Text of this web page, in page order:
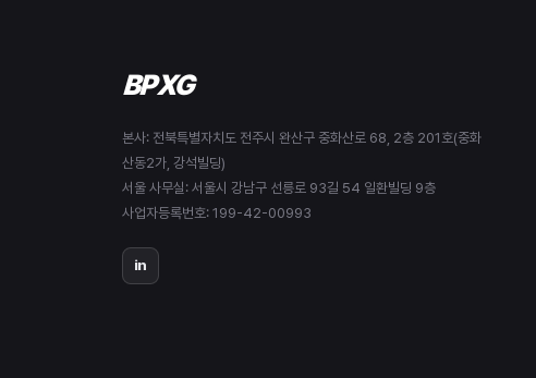
BPXG
본사: 전북특별자치도 전주시 완산구 중화산로 68, 2층 201호(중화
산동2가, 강석빌딩)
서울 사무실: 서울시 강남구 선릉로 93길 54 일환빌딩 9층
사업자등록번호: 199-42-00993
in